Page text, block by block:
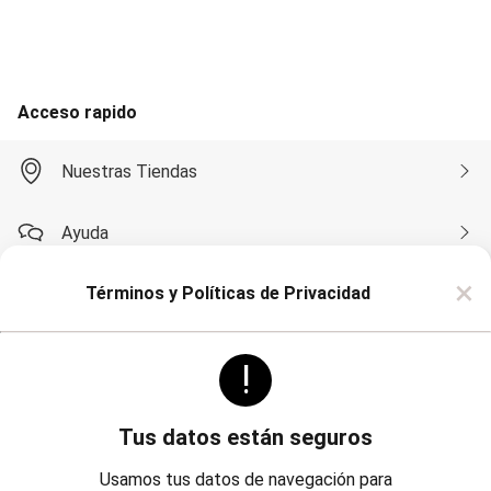
Blazers
Algodón
Deportivo
Playa
Sarga
Manga Corta
Chaquetas
Acceso rapido
Nuestras Tiendas
Ayuda
Compra por WhatsApp
Términos y Políticas de Privacidad ×
!
Tus datos están seguros
Usamos tus datos de navegación para